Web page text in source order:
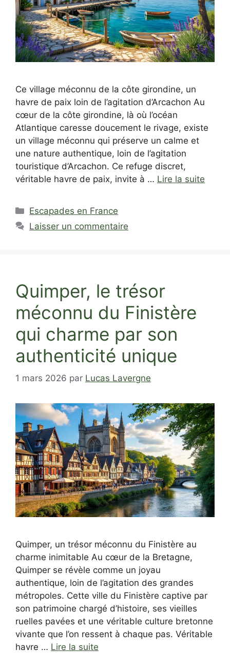
Ce village méconnu de la côte girondine, un
havre de paix loin de l’agitation d’Arcachon Au
cœur de la côte girondine, là où l’océan
Atlantique caresse doucement le rivage, existe
un village méconnu qui préserve un calme et
une nature authentique, loin de l’agitation
touristique d’Arcachon. Ce refuge discret,
véritable havre de paix, invite à … Lire la suite
Catégories
Escapades en France
Laisser un commentaire
Quimper, le trésor
méconnu du Finistère
qui charme par son
authenticité unique
1 mars 2026 par Lucas Lavergne
Quimper, un trésor méconnu du Finistère au
charme inimitable Au cœur de la Bretagne,
Quimper se révèle comme un joyau
authentique, loin de l’agitation des grandes
métropoles. Cette ville du Finistère captive par
son patrimoine chargé d’histoire, ses vieilles
ruelles pavées et une véritable culture bretonne
vivante que l’on ressent à chaque pas. Véritable
havre … Lire la suite